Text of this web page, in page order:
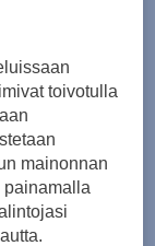
toivotulla
mainonnan
painamalla